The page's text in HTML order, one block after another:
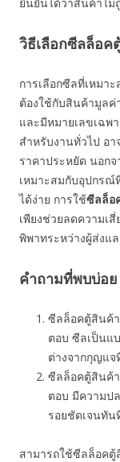
วิธีเลือกซีลล็อ
การเลือกซีลที่เหมา
ต้องใช้กับสินค้ามูลค่
และมีหมายเลขเฉพ
สำหรับงานทั่วไป อ
ราคาประหยัด นอก
เหมาะสมกับอุปกรณ์
ได้ง่าย การใช้ซีลล็อ
เพียงช่วยลดความเ
พิพาทระหว่างผู้ส่งแ
คำถามที่พบบ่อย
ซีลล็อคตู้สินค้า
ตอบ ซีลเป็นแ
ต่างจากกุญแจ
ซีลล็อคตู้สินค้
ตอบ มีความป
รอยชัดเจนทัน
สามารถใช้ซีลล็อคตู้